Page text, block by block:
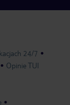
24/7
Opinie TUI